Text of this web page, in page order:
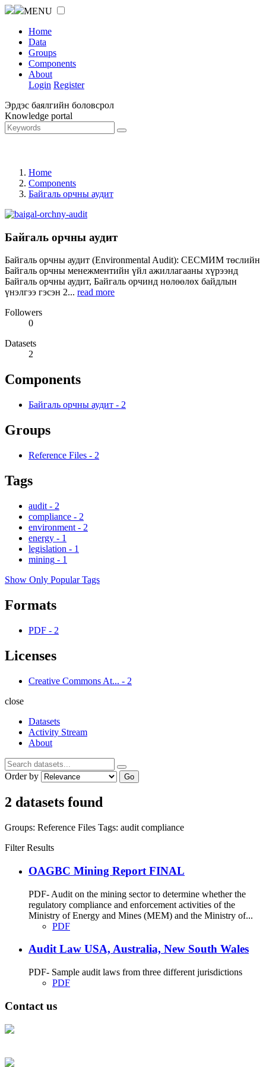
MENU
Home
Data
Groups
Components
About
Login Register
Эрдэс баялгийн боловсрол
Knowledge portal
Home
Components
Байгаль орчны аудит
Байгаль орчны аудит
Байгаль орчны аудит (Environmental Audit): СЕСМИМ төслийн
Байгаль орчны менежментийн үйл ажиллагааны хүрээнд
Байгаль орчны аудит, Байгаль орчинд нөлөөлөх байдлын
үнэлгээ гэсэн 2... read more
Followers
0
Datasets
2
Components
Байгаль орчны аудит - 2
Groups
Reference Files - 2
Tags
audit - 2
compliance - 2
environment - 2
energy - 1
legislation - 1
mining - 1
Show Only Popular Tags
Formats
PDF - 2
Licenses
Creative Commons At... - 2
close
Datasets
Activity Stream
About
Order by Go
2 datasets found
Groups: Reference Files Tags: audit compliance
Filter Results
OAGBC Mining Report FINAL
PDF- Audit on the mining sector to determine whether the
regulatory compliance and enforcement activities of the
Ministry of Energy and Mines (MEM) and the Ministry of...
PDF
Audit Law USA, Australia, New South Wales
PDF- Sample audit laws from three different jurisdictions
PDF
Contact us